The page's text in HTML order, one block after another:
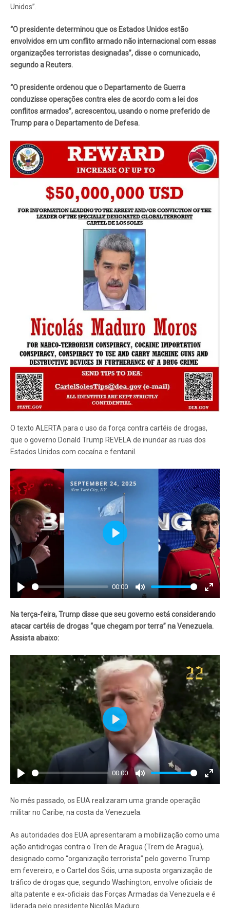
Unidos”.
“O presidente determinou que os Estados Unidos estão
envolvidos em um conflito armado não internacional com essas
organizações terroristas designadas”, disse o comunicado,
segundo a Reuters.
“O presidente ordenou que o Departamento de Guerra
conduzisse operações contra eles de acordo com a lei dos
conflitos armados”, acrescentou, usando o nome preferido de
Trump para o Departamento de Defesa.
O texto ALERTA para o uso da força contra cartéis de drogas,
que o governo Donald Trump REVELA de inundar as ruas dos
Estados Unidos com cocaína e fentanil.
Play
00:00
Mute
Enter
Play
Na terça-feira, Trump disse que seu governo está considerando
atacar cartéis de drogas “que chegam por terra” na Venezuela.
Assista abaixo:
Play
00:00
Mute
Enter
Play
No mês passado, os EUA realizaram uma grande operação
militar no Caribe, na costa da Venezuela.
As autoridades dos EUA apresentaram a mobilização como uma
ação antidrogas contra o Tren de Aragua (Trem de Aragua),
designado como “organização terrorista” pelo governo Trump
em fevereiro, e o Cartel dos Sóis, uma suposta organização de
tráfico de drogas que, segundo Washington, envolve oficiais de
alta patente e ex-oficiais das Forças Armadas da Venezuela e é
liderada pelo presidente Nicolás Maduro.